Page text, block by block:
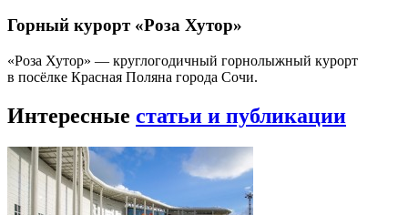
Горный курорт «Роза Хутор»
«Роза Хутор» — круглогодичный горнолыжный курорт
в посёлке Красная Поляна города Сочи.
Интересные статьи и публикации